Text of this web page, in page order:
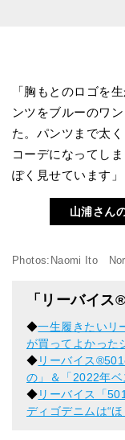
「胸もとのロゴを
ンツをブルーのワ
た。パンツまで太
コーデになってし
ぽく見せています」
山浦さん
Photos:Naomi Ito
「リーバイス
◆一生履きたいリ
が買ってよかった
◆リーバイス
の」＆「2022年
◆リーバイス「
ディゴデニムは“